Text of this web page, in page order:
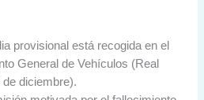
provisional está recogida en el
General de Vehículos (Real
diciembre).